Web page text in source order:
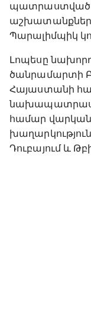
Պարալիմպիկ
Լոպեսը
ծանրամարտի
Հայաստանի
համար
Դուբայում և